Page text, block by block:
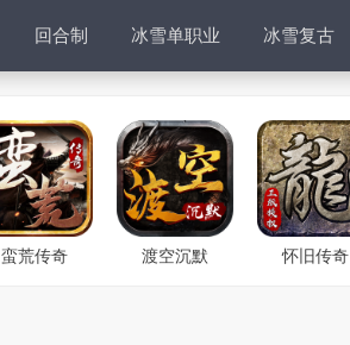
回合制 冰雪单职业 冰雪复古
蛮荒传奇 渡空沉默 怀旧传奇